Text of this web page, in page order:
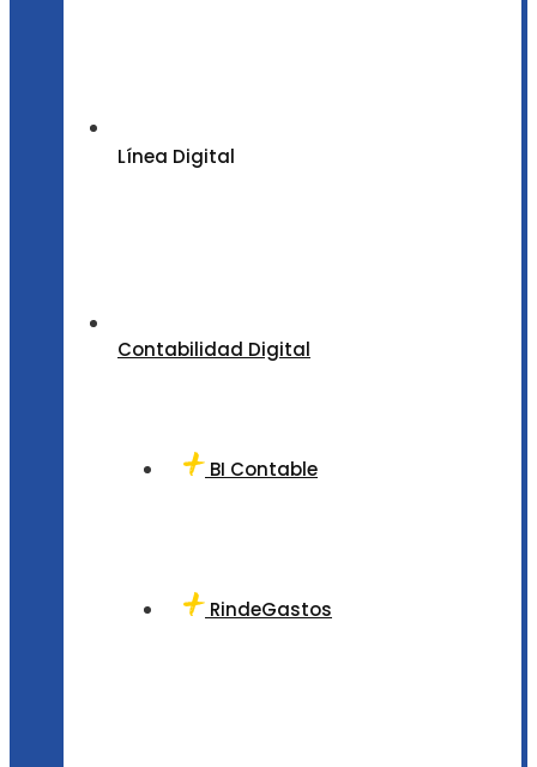
Línea Digital
Contabilidad Digital
BI Contable
RindeGastos